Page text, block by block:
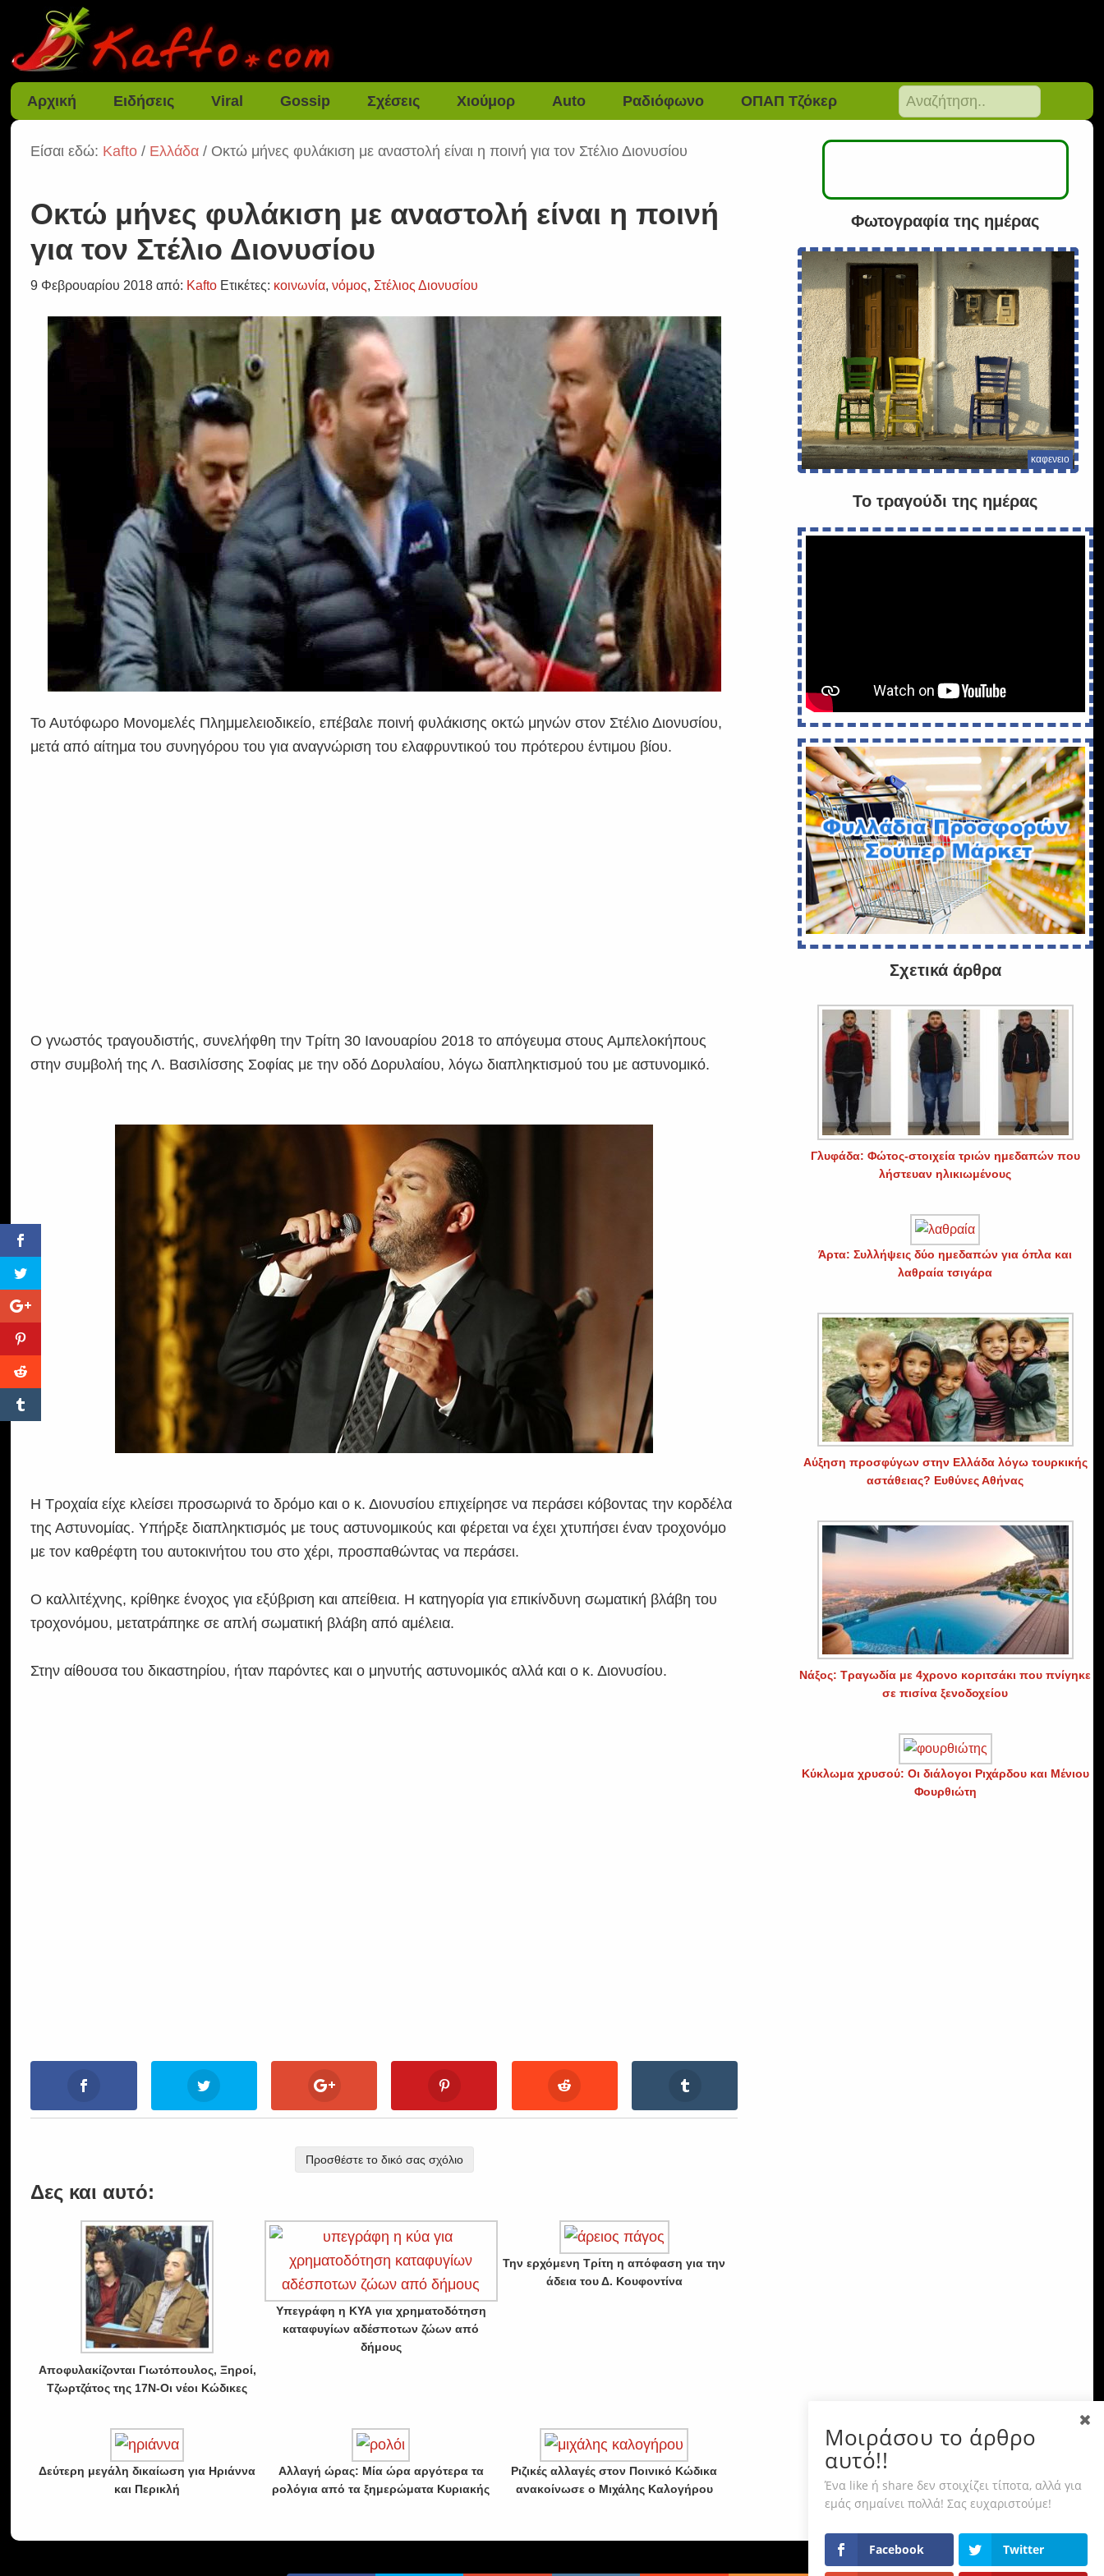
Αρχική Ειδήσεις Viral Gossip Σχέσεις Χιούμορ Auto Ραδιόφωνο ΟΠΑΠ Τζόκερ
Είσαι εδώ: Kafto / Ελλάδα / Οκτώ μήνες φυλάκιση με αναστολή είναι η ποινή για τον Στέλιο Διονυσίου
Οκτώ μήνες φυλάκιση με αναστολή είναι η ποινή
για τον Στέλιο Διονυσίου
9 Φεβρουαρίου 2018 από: Kafto Ετικέτες: κοινωνία,νόμος, Στέλιος Διονυσίου
Το Αυτόφωρο Μονομελές Πλημμελειοδικείο, επέβαλε ποινή φυλάκισης οκτώ μηνών στον Στέλιο Διονυσίου,
μετά από αίτημα του συνηγόρου του για αναγνώριση του ελαφρυντικού του πρότερου έντιμου βίου.
Ο γνωστός τραγουδιστής, συνελήφθη την Τρίτη 30 Ιανουαρίου 2018 το απόγευμα στους Αμπελοκήπους
στην συμβολή της Λ. Βασιλίσσης Σοφίας με την οδό Δορυλαίου, λόγω διαπληκτισμού του με αστυνομικό.
Η Τροχαία είχε κλείσει προσωρινά το δρόμο και ο κ. Διονυσίου επιχείρησε να περάσει κόβοντας την κορδέλα
της Αστυνομίας. Υπήρξε διαπληκτισμός με τους αστυνομικούς και φέρεται να έχει χτυπήσει έναν τροχονόμο
με τον καθρέφτη του αυτοκινήτου του στο χέρι, προσπαθώντας να περάσει.
Ο καλλιτέχνης, κρίθηκε ένοχος για εξύβριση και απείθεια. Η κατηγορία για επικίνδυνη σωματική βλάβη του
τροχονόμου, μετατράπηκε σε απλή σωματική βλάβη από αμέλεια.
Στην αίθουσα του δικαστηρίου, ήταν παρόντες και ο μηνυτής αστυνομικός αλλά και ο κ. Διονυσίου.
Προσθέστε το δικό σας σχόλιο
Δες και αυτό:
Αποφυλακίζονται Γιωτόπουλος, Ξηροί,
Τζωρτζάτος της 17Ν-Οι νέοι Κώδικες
Υπεγράφη η ΚΥΑ για χρηματοδότηση
καταφυγίων αδέσποτων ζώων από
δήμους
Την ερχόμενη Τρίτη η απόφαση για την
άδεια του Δ. Κουφοντίνα
Δεύτερη μεγάλη δικαίωση για Ηριάννα
και Περικλή
Αλλαγή ώρας: Μία ώρα αργότερα τα
ρολόγια από τα ξημερώματα Κυριακής
Ριζικές αλλαγές στον Ποινικό Κώδικα
ανακοίνωσε ο Μιχάλης Καλογήρου
Φωτογραφία της ημέρας
καφενειο
Το τραγούδι της ημέρας
Σχετικά άρθρα
Γλυφάδα: Φώτος-στοιχεία τριών ημεδαπών που
λήστευαν ηλικιωμένους
Άρτα: Συλλήψεις δύο ημεδαπών για όπλα και
λαθραία τσιγάρα
Αύξηση προσφύγων στην Ελλάδα λόγω τουρκικής
αστάθειας? Ευθύνες Αθήνας
Νάξος: Τραγωδία με 4χρονο κοριτσάκι που πνίγηκε
σε πισίνα ξενοδοχείου
Κύκλωμα χρυσού: Οι διάλογοι Ριχάρδου και Μένιου
Φουρθιώτη
Μοιράσου το άρθρο
αυτό!!
Ένα like ή share δεν στοιχίζει τίποτα, αλλά για
εμάς σημαίνει πολλά! Σας ευχαριστούμε!
Facebook Twitter